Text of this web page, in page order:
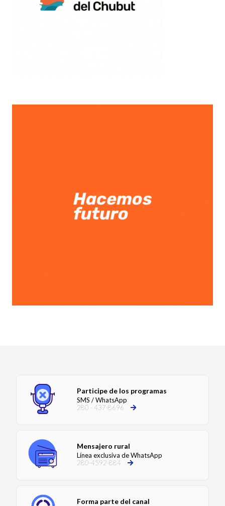
Participe de los programas
SMS / WhatsApp
280 - 437-8696
Mensajero rural
Línea exclusiva de WhatsApp
280-4592-884
Forma parte del canal